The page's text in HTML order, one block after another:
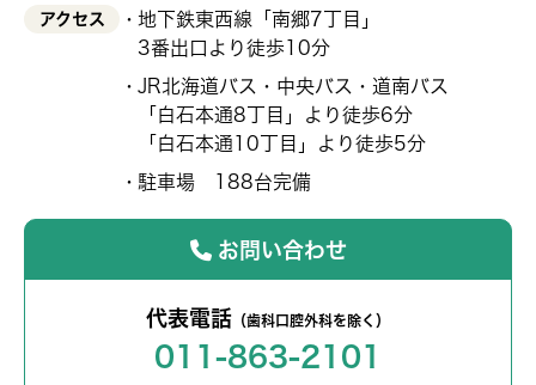
アクセス
地下鉄東西線「南郷7丁目」
3番出口より徒歩10分
JR北海道バス・中央バス・道南バス
「白石本通8丁目」より徒歩6分
「白石本通10丁目」より徒歩5分
駐車場 188台完備
お問い合わせ
代表電話 （歯科口腔外科を除く）
011-863-2101